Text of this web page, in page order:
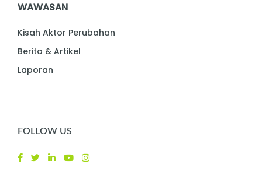
WAWASAN
Kisah Aktor Perubahan
Berita & Artikel
Laporan
FOLLOW US